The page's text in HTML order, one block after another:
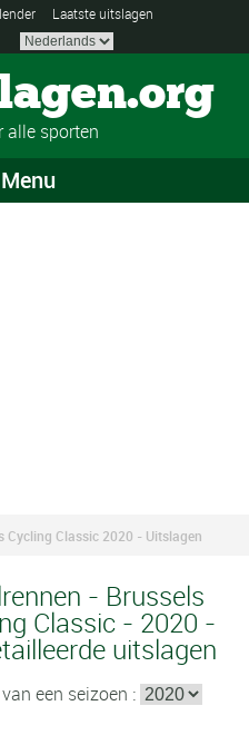
Laatste uitslagen
alle sporten
Menu
Cycling Classic 2020 - Uitslagen
- Brussels
Classic - 2020 -
uitslagen
een seizoen :